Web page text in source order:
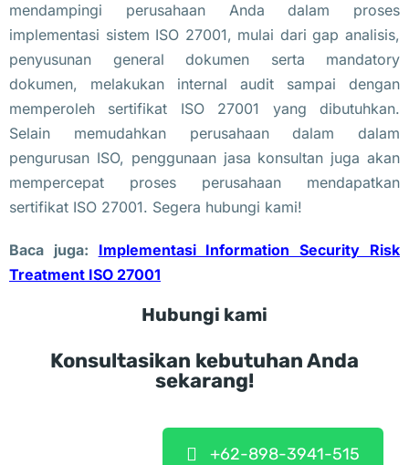
mendampingi perusahaan Anda dalam proses
implementasi sistem ISO 27001, mulai dari gap analisis,
penyusunan general dokumen serta mandatory
dokumen, melakukan internal audit sampai dengan
memperoleh sertifikat ISO 27001 yang dibutuhkan.
Selain memudahkan perusahaan dalam dalam
pengurusan ISO, penggunaan jasa konsultan juga akan
mempercepat proses perusahaan mendapatkan
sertifikat ISO 27001. Segera hubungi kami!
Baca juga: Implementasi Information Security Risk
Treatment ISO 27001
Hubungi kami
Konsultasikan kebutuhan Anda
sekarang!
+62-898-3941-515